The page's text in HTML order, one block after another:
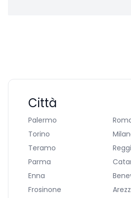
Città
Palermo
Torino
Teramo
Parma
Enna
Frosinone